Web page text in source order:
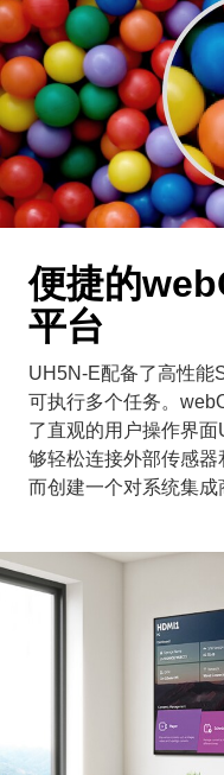
便捷的
平台
UH5N-E配备了高性能
可执行多个任务。
了直观的用户操作界
够轻松连接外部传感
而创建一个对系统集成